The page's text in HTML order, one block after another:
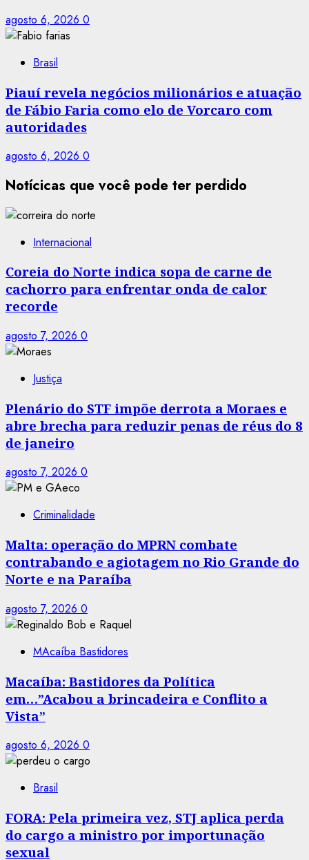
agosto 6, 2026 0
Brasil
Piauí revela negócios milionários e atuação
de Fábio Faria como elo de Vorcaro com
autoridades
agosto 6, 2026 0
Notícicas que você pode ter perdido
Internacional
Coreia do Norte indica sopa de carne de
cachorro para enfrentar onda de calor
recorde
agosto 7, 2026 0
Justiça
Plenário do STF impõe derrota a Moraes e
abre brecha para reduzir penas de réus do 8
de janeiro
agosto 7, 2026 0
Criminalidade
Malta: operação do MPRN combate
contrabando e agiotagem no Rio Grande do
Norte e na Paraíba
agosto 7, 2026 0
MAcaíba Bastidores
Macaíba: Bastidores da Política
em…”Acabou a brincadeira e Conflito a
Vista”
agosto 6, 2026 0
Brasil
FORA: Pela primeira vez, STJ aplica perda
do cargo a ministro por importunação
sexual